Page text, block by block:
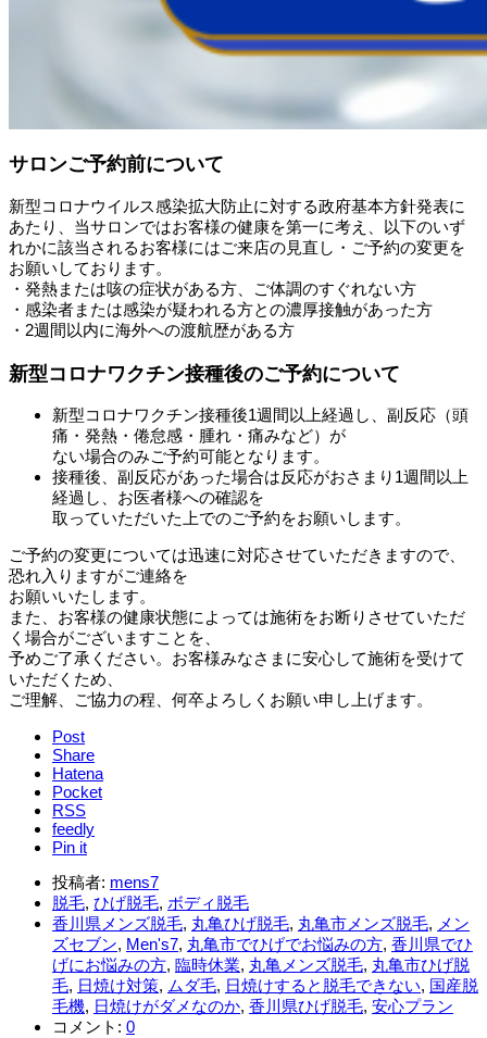
サロンご予約前について
新型コロナウイルス感染拡大防止に対する政府基本方針発表に
あた り、当サロンではお客様の健康を第一に考え、以下のいず
れかに該当されるお客様にはご来店の見直し・ご予約の変更を
お願いしてお ります。
・発熱または咳の症状がある方、ご体調のすぐれない方
・感染者または感染が疑われる方との濃厚接触があった方
・2週間以内に海外への渡航歴がある方
新型コロナワクチン接種後のご予約について
新型コロナワクチン接種後1週間以上経過し、副反応（頭
痛・発熱・倦怠感・腫れ・痛みなど）が
ない場合のみご予約可能となります。
接種後、副反応があった場合は反応がおさまり1週間以上
経過し、お医者様への確認を
取っていただいた上でのご予約をお願いします。
ご予約の変更については迅速に対応させていただきますので、
恐れ入りますがご連絡を
お願いいたします。
また、お客様の健康状態に よっては施術をお断りさせていただ
く場合がございますことを、
予めご了承ください。お客様みなさまに安心して施術を受けて
いただくため、
ご理解、ご協力の程、何卒よろしくお願い申し上げます。
Post
Share
Hatena
Pocket
RSS
feedly
Pin it
投稿者: mens7
脱毛, ひげ脱毛, ボディ脱毛
香川県メンズ脱毛, 丸亀ひげ脱毛, 丸亀市メンズ脱毛, メン
ズセブン, Men's7, 丸亀市でひげでお悩みの方, 香川県でひ
げにお悩みの方, 臨時休業, 丸亀メンズ脱毛, 丸亀市ひげ脱
毛, 日焼け対策, ムダ毛, 日焼けすると脱毛できない, 国産脱
毛機, 日焼けがダメなのか, 香川県ひげ脱毛, 安心プラン
コメント: 0